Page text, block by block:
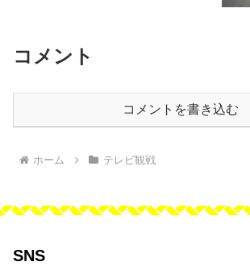
コメント
コメントを書き込む
ホーム テレビ観戦
SNS